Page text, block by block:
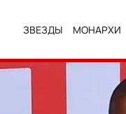
ЗВЕЗДЫ МОНАРХИ